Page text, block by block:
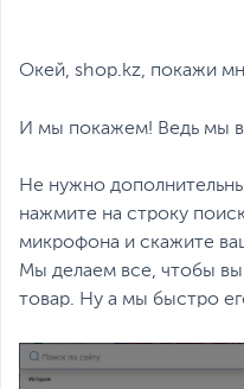
Окей, shop.kz, покажи
И мы покажем! Ведь мы
Не нужно
нажмите на строку
микрофона и скажите
Мы делаем все, чтобы
товар. Ну а мы быстро